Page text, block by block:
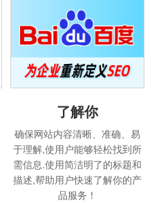
了解你
确保网站内容清晰、准确、易
于理解,使用户能够轻松找到所
需信息.使用简洁明了的标题和
描述,帮助用户快速了解你的产
品服务！